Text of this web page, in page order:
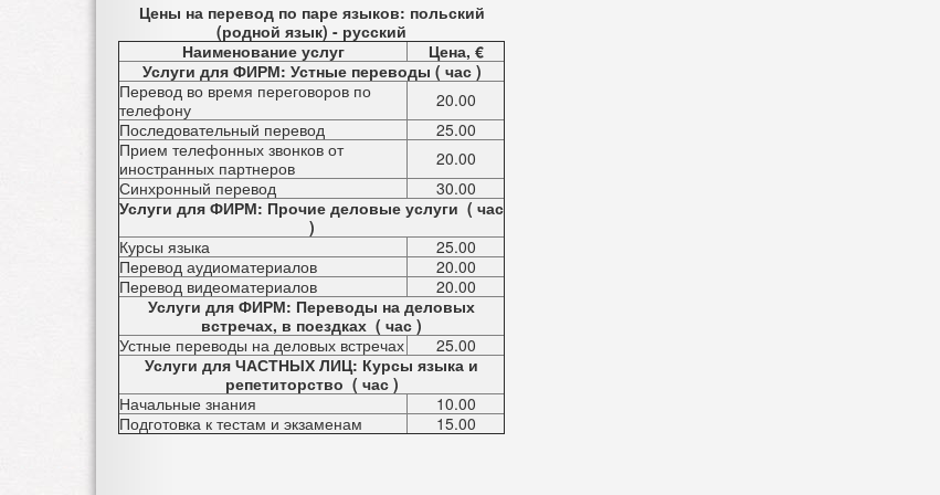
Цены на перевод по паре языков: польский
(родной язык) - русский
Наименование услуг
Цена, €
Услуги для ФИРМ: Устные переводы ( час )
Перевод во время переговоров по
телефону
20.00
Последовательный перевод
25.00
Прием телефонных звонков от
иностранных партнеров
20.00
Синхронный перевод
30.00
Услуги для ФИРМ: Прочие деловые услуги ( час
)
Курсы языка
25.00
Перевод аудиоматериалов
20.00
Перевод видеоматериалов
20.00
Услуги для ФИРМ: Переводы на деловых
встречах, в поездках ( час )
Устные переводы на деловых встречах
25.00
Услуги для ЧАСТНЫХ ЛИЦ: Курсы языка и
репетиторство ( час )
Начальные знания
10.00
Подготовка к тестам и экзаменам
15.00